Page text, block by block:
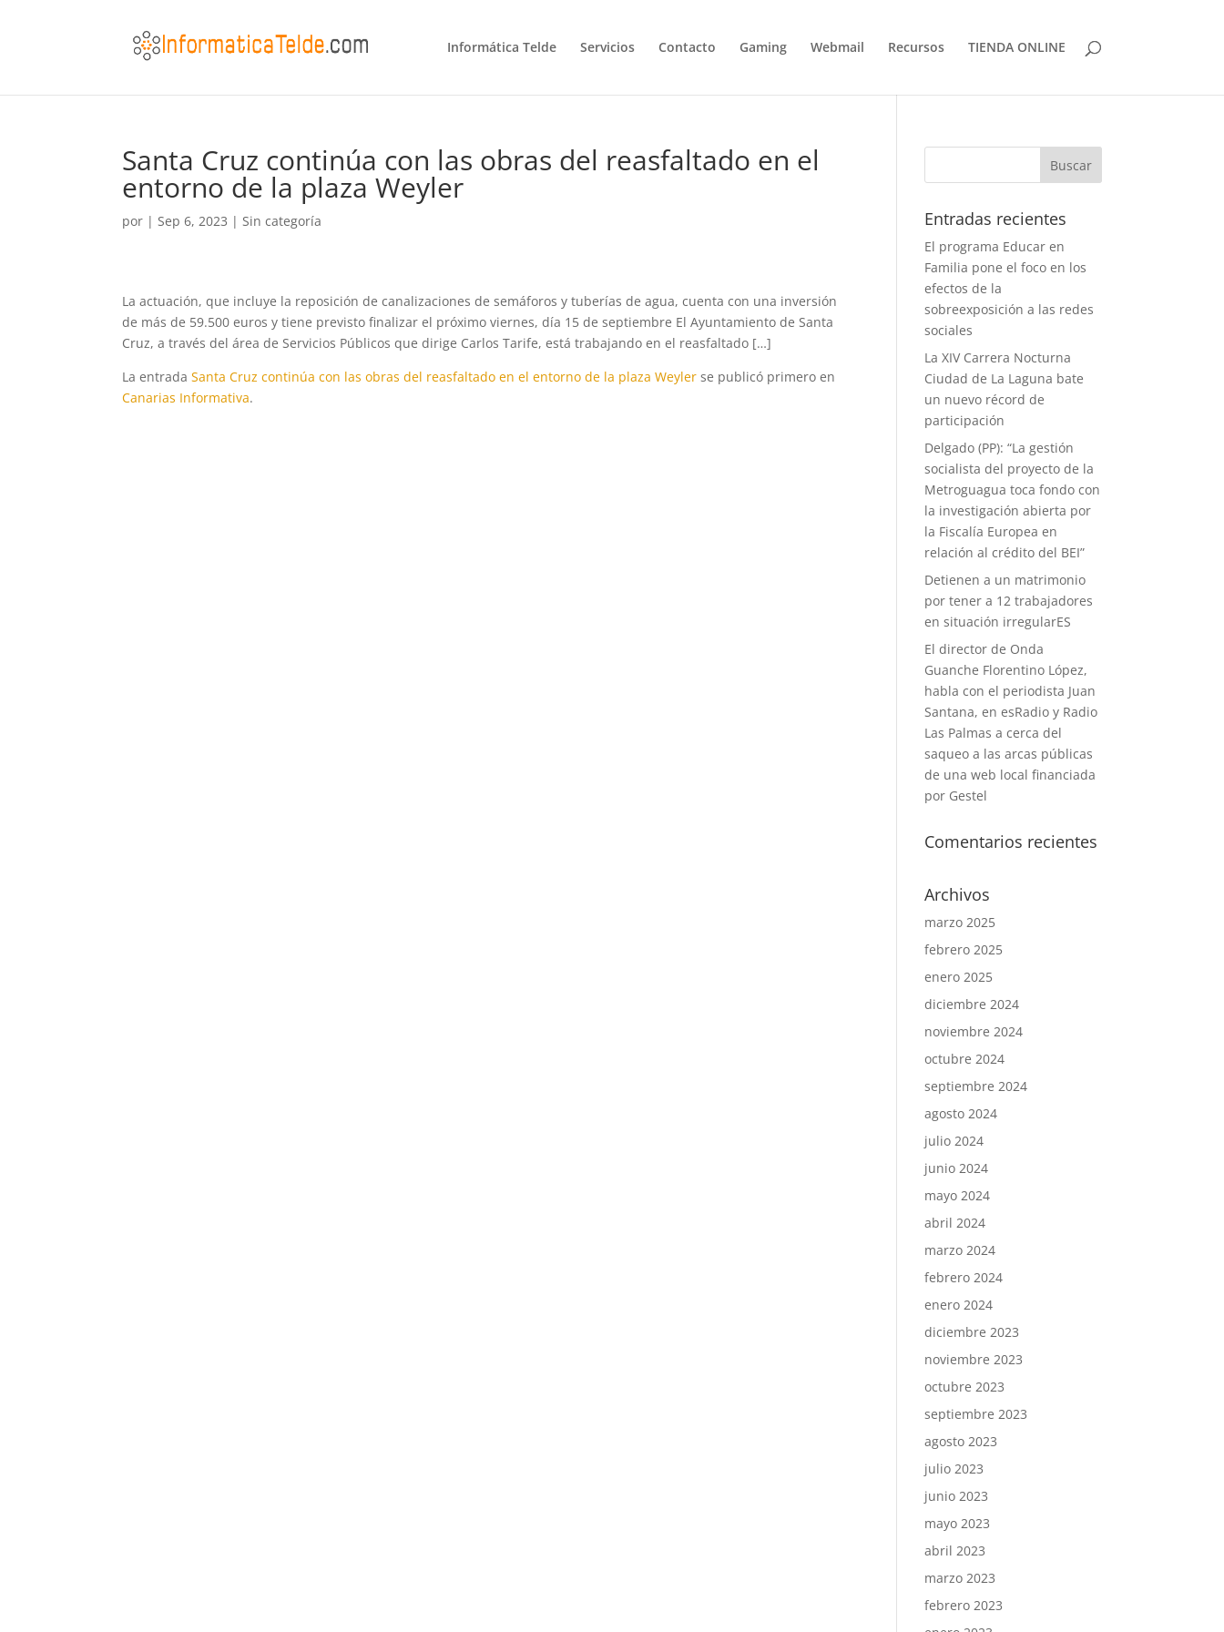
Informática Telde Servicios Contacto Gaming Webmail Recursos TIENDA ONLINE
Santa Cruz continúa con las obras del reasfaltado en el
entorno de la plaza Weyler
por |Sep 6, 2023 |Sin categoría
La actuación, que incluye la reposición de canalizaciones de semáforos y tuberías de agua, cuenta con una inversión
de más de 59.500 euros y tiene previsto finalizar el próximo viernes, día 15 de septiembre El Ayuntamiento de Santa
Cruz, a través del área de Servicios Públicos que dirige Carlos Tarife, está trabajando en el reasfaltado […]
La entradaSanta Cruz continúa con las obras del reasfaltado en el entorno de la plaza Weyler se publicó primero en
Canarias Informativa.
Entradas recientes
El programa Educar en
Familia pone el foco en los
efectos de la
sobreexposición a las redes
sociales
La XIV Carrera Nocturna
Ciudad de La Laguna bate
un nuevo récord de
participación
Delgado (PP): “La gestión
socialista del proyecto de la
Metroguagua toca fondo con
la investigación abierta por
la Fiscalía Europea en
relación al crédito del BEI”
Detienen a un matrimonio
por tener a 12 trabajadores
en situación irregularES
El director de Onda
Guanche Florentino López,
habla con el periodista Juan
Santana, en esRadio y Radio
Las Palmas a cerca del
saqueo a las arcas públicas
de una web local financiada
por Gestel
Comentarios recientes
Archivos
marzo 2025
febrero 2025
enero 2025
diciembre 2024
noviembre 2024
octubre 2024
septiembre 2024
agosto 2024
julio 2024
junio 2024
mayo 2024
abril 2024
marzo 2024
febrero 2024
enero 2024
diciembre 2023
noviembre 2023
octubre 2023
septiembre 2023
agosto 2023
julio 2023
junio 2023
mayo 2023
abril 2023
marzo 2023
febrero 2023